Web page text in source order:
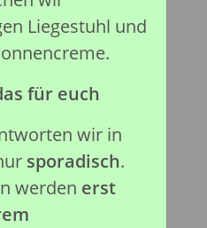
Liegestuhl und
für euch
wir in
sporadisch.
werden erst